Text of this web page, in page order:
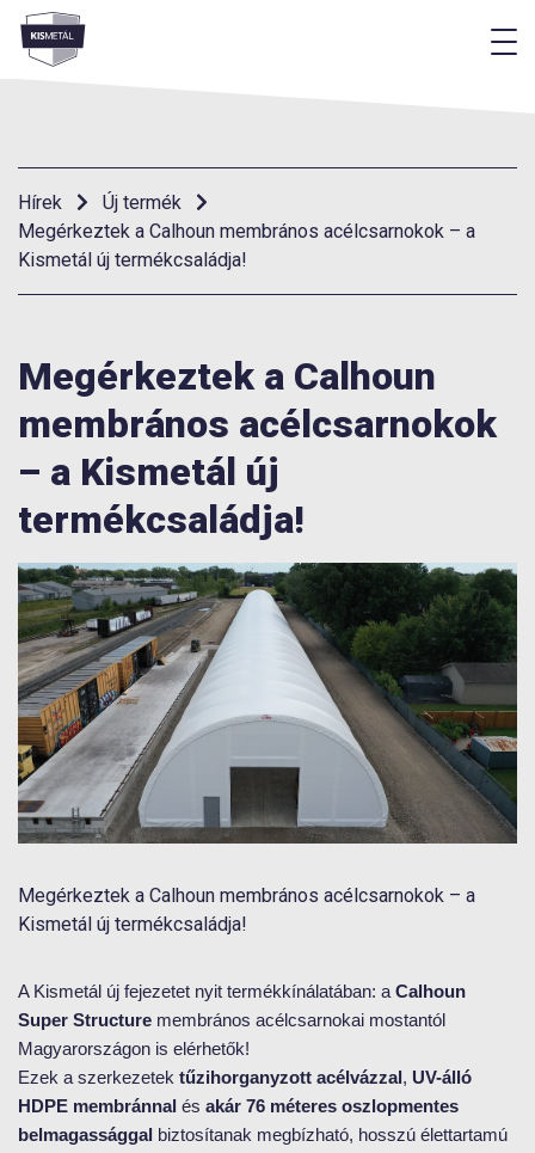
Menü
Hírek
Új termék
Megérkeztek a Calhoun membrános acélcsarnokok – a
Kismetál új termékcsaládja!
Megérkeztek a Calhoun
membrános acélcsarnokok
– a Kismetál új
termékcsaládja!
Megérkeztek a Calhoun membrános acélcsarnokok – a
Kismetál új termékcsaládja!
A Kismetál új fejezetet nyit termékkínálatában: a Calhoun
Super Structure membrános acélcsarnokai mostantól
Magyarországon is elérhetők!
Ezek a szerkezetek tűzihorganyzott acélvázzal , UV-álló
HDPE membránnal és akár 76 méteres oszlopmentes
belmagassággal biztosítanak megbízható, hosszú élettartamú